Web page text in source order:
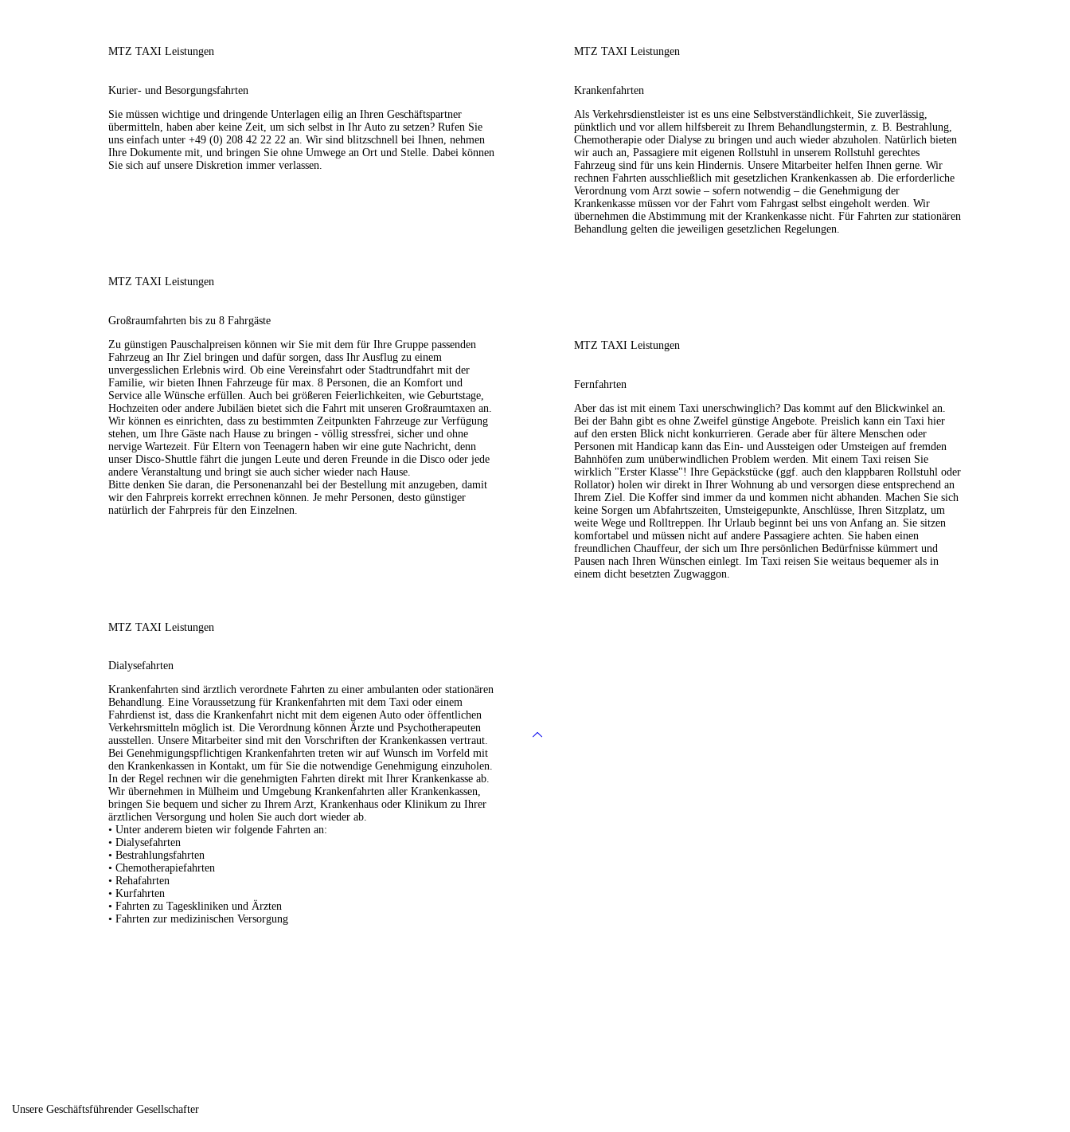
ONLINE BUCHEN
KONTAKT
IMPRESSUM
MTZ TAXI Leistungen
Kurier- und Besorgungsfahrten
Sie müssen wichtige und dringende Unterlagen eilig an Ihren Geschäftspartner
übermitteln, haben aber keine Zeit, um sich selbst in Ihr Auto zu setzen? Rufen Sie
uns einfach unter +49 (0) 208 42 22 22 an. Wir sind blitzschnell bei Ihnen, nehmen
Ihre Dokumente mit, und bringen Sie ohne Umwege an Ort und Stelle. Dabei können
Sie sich auf unsere Diskretion immer verlassen.
MTZ TAXI Leistungen
Krankenfahrten
Als Verkehrsdienstleister ist es uns eine Selbstverständlichkeit, Sie zuverlässig,
pünktlich und vor allem hilfsbereit zu Ihrem Behandlungstermin, z. B. Bestrahlung,
Chemotherapie oder Dialyse zu bringen und auch wieder abzuholen. Natürlich bieten
wir auch an, Passagiere mit eigenen Rollstuhl in unserem Rollstuhl gerechtes
Fahrzeug sind für uns kein Hindernis. Unsere Mitarbeiter helfen Ihnen gerne. Wir
rechnen Fahrten ausschließlich mit gesetzlichen Krankenkassen ab. Die erforderliche
Verordnung vom Arzt sowie – sofern notwendig – die Genehmigung der
Krankenkasse müssen vor der Fahrt vom Fahrgast selbst eingeholt werden. Wir
übernehmen die Abstimmung mit der Krankenkasse nicht. Für Fahrten zur stationären
Behandlung gelten die jeweiligen gesetzlichen Regelungen.
MTZ TAXI Leistungen
Großraumfahrten bis zu 8 Fahrgäste
Zu günstigen Pauschalpreisen können wir Sie mit dem für Ihre Gruppe passenden
Fahrzeug an Ihr Ziel bringen und dafür sorgen, dass Ihr Ausflug zu einem
unvergesslichen Erlebnis wird. Ob eine Vereinsfahrt oder Stadtrundfahrt mit der
Familie, wir bieten Ihnen Fahrzeuge für max. 8 Personen, die an Komfort und
Service alle Wünsche erfüllen. Auch bei größeren Feierlichkeiten, wie Geburtstage,
Hochzeiten oder andere Jubiläen bietet sich die Fahrt mit unseren Großraumtaxen an.
Wir können es einrichten, dass zu bestimmten Zeitpunkten Fahrzeuge zur Verfügung
stehen, um Ihre Gäste nach Hause zu bringen - völlig stressfrei, sicher und ohne
nervige Wartezeit. Für Eltern von Teenagern haben wir eine gute Nachricht, denn
unser Disco-Shuttle fährt die jungen Leute und deren Freunde in die Disco oder jede
andere Veranstaltung und bringt sie auch sicher wieder nach Hause.
Bitte denken Sie daran, die Personenanzahl bei der Bestellung mit anzugeben, damit
wir den Fahrpreis korrekt errechnen können. Je mehr Personen, desto günstiger
natürlich der Fahrpreis für den Einzelnen.
MTZ TAXI Leistungen
Fernfahrten
Aber das ist mit einem Taxi unerschwinglich? Das kommt auf den Blickwinkel an.
Bei der Bahn gibt es ohne Zweifel günstige Angebote. Preislich kann ein Taxi hier
auf den ersten Blick nicht konkurrieren. Gerade aber für ältere Menschen oder
Personen mit Handicap kann das Ein- und Aussteigen oder Umsteigen auf fremden
Bahnhöfen zum unüberwindlichen Problem werden. Mit einem Taxi reisen Sie
wirklich "Erster Klasse"! Ihre Gepäckstücke (ggf. auch den klappbaren Rollstuhl oder
Rollator) holen wir direkt in Ihrer Wohnung ab und versorgen diese entsprechend an
Ihrem Ziel. Die Koffer sind immer da und kommen nicht abhanden. Machen Sie sich
keine Sorgen um Abfahrtszeiten, Umsteigepunkte, Anschlüsse, Ihren Sitzplatz, um
weite Wege und Rolltreppen. Ihr Urlaub beginnt bei uns von Anfang an. Sie sitzen
komfortabel und müssen nicht auf andere Passagiere achten. Sie haben einen
freundlichen Chauffeur, der sich um Ihre persönlichen Bedürfnisse kümmert und
Pausen nach Ihren Wünschen einlegt. Im Taxi reisen Sie weitaus bequemer als in
einem dicht besetzten Zugwaggon.
MTZ TAXI Leistungen
Dialysefahrten
Krankenfahrten sind ärztlich verordnete Fahrten zu einer ambulanten oder stationären
Behandlung. Eine Voraussetzung für Krankenfahrten mit dem Taxi oder einem
Fahrdienst ist, dass die Krankenfahrt nicht mit dem eigenen Auto oder öffentlichen
Verkehrsmitteln möglich ist. Die Verordnung können Ärzte und Psychotherapeuten
ausstellen. Unsere Mitarbeiter sind mit den Vorschriften der Krankenkassen vertraut.
Bei Genehmigungspflichtigen Krankenfahrten treten wir auf Wunsch im Vorfeld mit
den Krankenkassen in Kontakt, um für Sie die notwendige Genehmigung einzuholen.
In der Regel rechnen wir die genehmigten Fahrten direkt mit Ihrer Krankenkasse ab.
Wir übernehmen in Mülheim und Umgebung Krankenfahrten aller Krankenkassen,
bringen Sie bequem und sicher zu Ihrem Arzt, Krankenhaus oder Klinikum zu Ihrer
ärztlichen Versorgung und holen Sie auch dort wieder ab.
• Unter anderem bieten wir folgende Fahrten an:
• Dialysefahrten
• Bestrahlungsfahrten
• Chemotherapiefahrten
• Rehafahrten
• Kurfahrten
• Fahrten zu Tageskliniken und Ärzten
• Fahrten zur medizinischen Versorgung
Unsere Geschäftsführender Gesellschafter